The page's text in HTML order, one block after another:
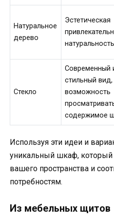
Натуральное
дерево
Эстетическая
натуральность
Стекло
Современный
стильный вид,
возможность
содержимое
Используя эти идеи и
уникальный шкаф, который
вашего пространства и
потребностям.
Из мебельных щитов